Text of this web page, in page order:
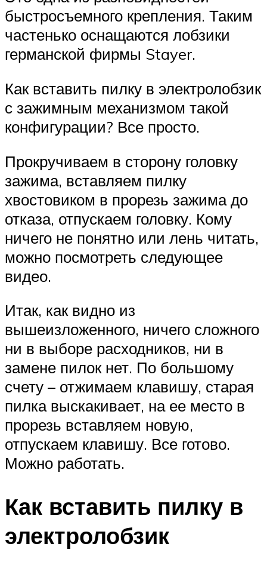
быстросъемного крепления. Таким
частенько оснащаются лобзики
германской фирмы Stayer.
Как вставить пилку в электролобзик
с зажимным механизмом такой
конфигурации? Все просто.
Прокручиваем в сторону головку
зажима, вставляем пилку
хвостовиком в прорезь зажима до
отказа, отпускаем головку. Кому
ничего не понятно или лень читать,
можно посмотреть следующее
видео.
Итак, как видно из
вышеизложенного, ничего сложного
ни в выборе расходников, ни в
замене пилок нет. По большому
счету – отжимаем клавишу, старая
пилка выскакивает, на ее место в
прорезь вставляем новую,
отпускаем клавишу. Все готово.
Можно работать.
Как вставить пилку в
электролобзик